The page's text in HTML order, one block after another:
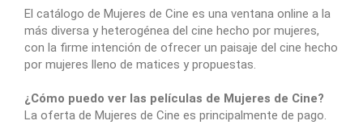
El catálogo de Mujeres de Cine es una ventana online a la
más diversa y heterogénea del cine hecho por mujeres,
con la firme intención de ofrecer un paisaje del cine hecho
por mujeres lleno de matices y propuestas.
¿Cómo puedo ver las películas de Mujeres de Cine?
La oferta de Mujeres de Cine es principalmente de pago.